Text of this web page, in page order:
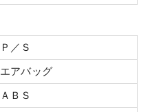
Ｐ／Ｓ
エアバッグ
ＡＢＳ